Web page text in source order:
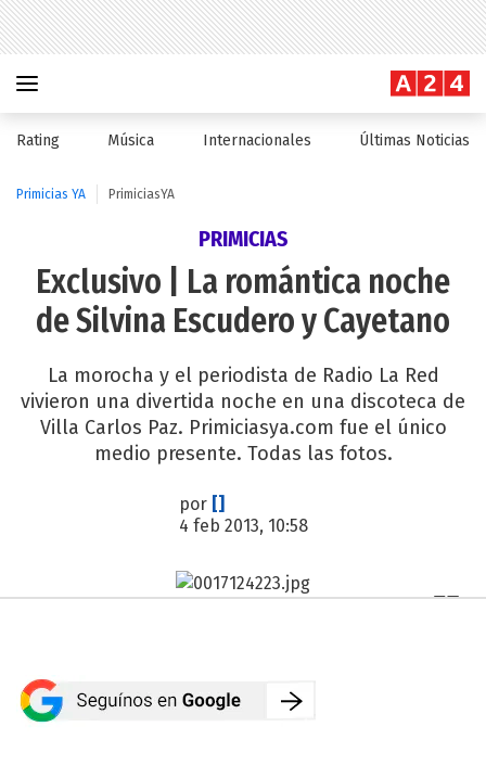
Rating Música Internacionales Últimas Noticias
Primicias YA PrimiciasYA
PRIMICIAS
Exclusivo | La romántica noche
de Silvina Escudero y Cayetano
La morocha y el periodista de Radio La Red
vivieron una divertida noche en una discoteca de
Villa Carlos Paz. Primiciasya.com fue el único
medio presente. Todas las fotos.
por []
4 feb 2013, 10:58